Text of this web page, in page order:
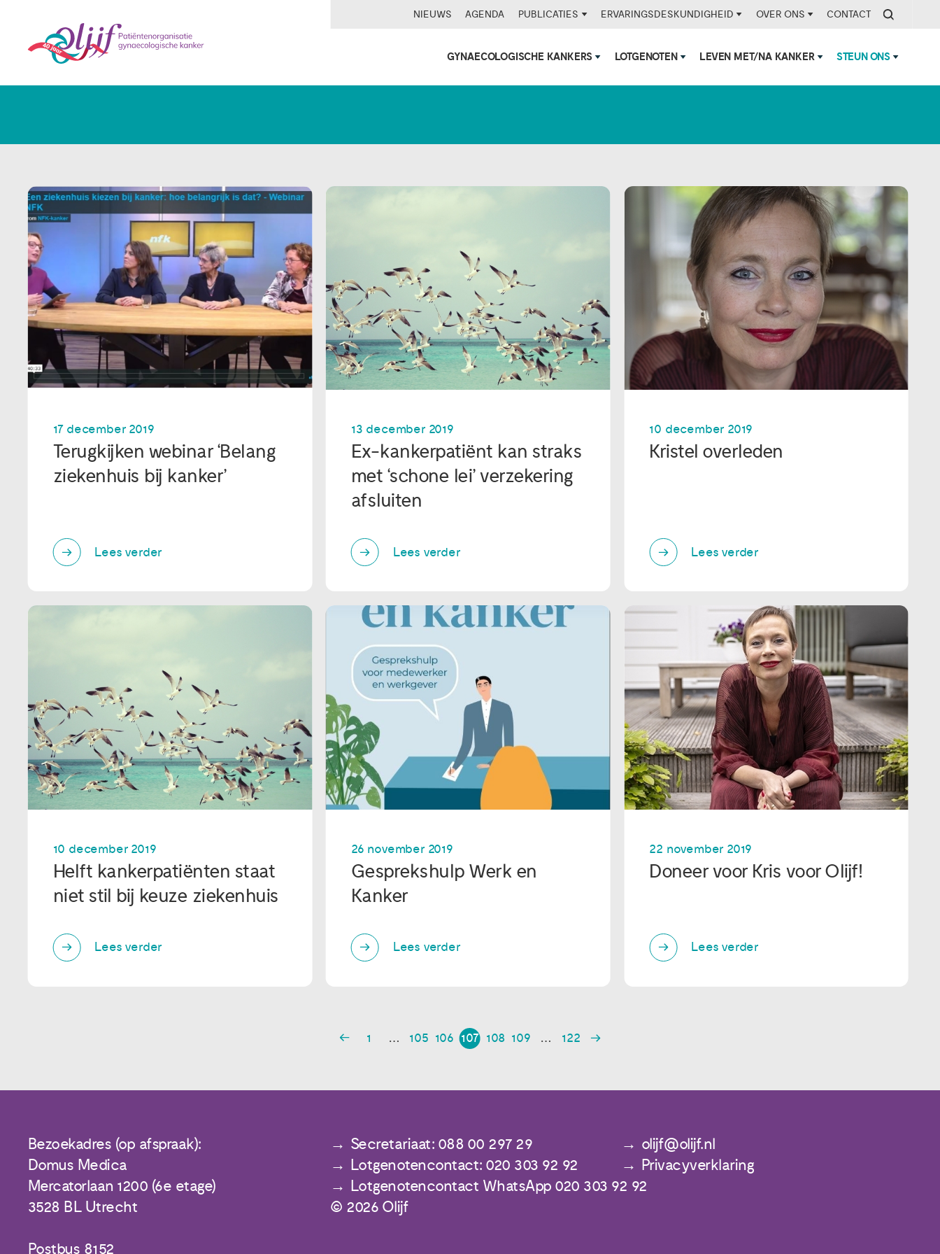
NIEUWS AGENDA PUBLICATIES ERVARINGSDESKUNDIGHEID OVER ONS CONTACT
GYNAECOLOGISCHE KANKERS LOTGENOTEN LEVEN MET/NA KANKER STEUN ONS
Nieuws
17 december 2019
Terugkijken webinar ‘Belang
ziekenhuis bij kanker’
Lees verder
13 december 2019
Ex-kankerpatiënt kan straks
met ‘schone lei’ verzekering
afsluiten
Lees verder
10 december 2019
Kristel overleden
Lees verder
10 december 2019
Helft kankerpatiënten staat
niet stil bij keuze ziekenhuis
Lees verder
26 november 2019
Gesprekshulp Werk en
Kanker
Lees verder
22 november 2019
Doneer voor Kris voor Olijf!
Lees verder
1 … 105 106 107 108 109 … 122
Bezoekadres (op afspraak):
Domus Medica
Mercatorlaan 1200 (6e etage)
3528 BL Utrecht
Postbus 8152
Secretariaat: 088 00 297 29
olijf@olijf.nl
Lotgenotencontact: 020 303 92 92
Privacyverklaring
Lotgenotencontact WhatsApp 020 303 92 92
© 2026 Olijf